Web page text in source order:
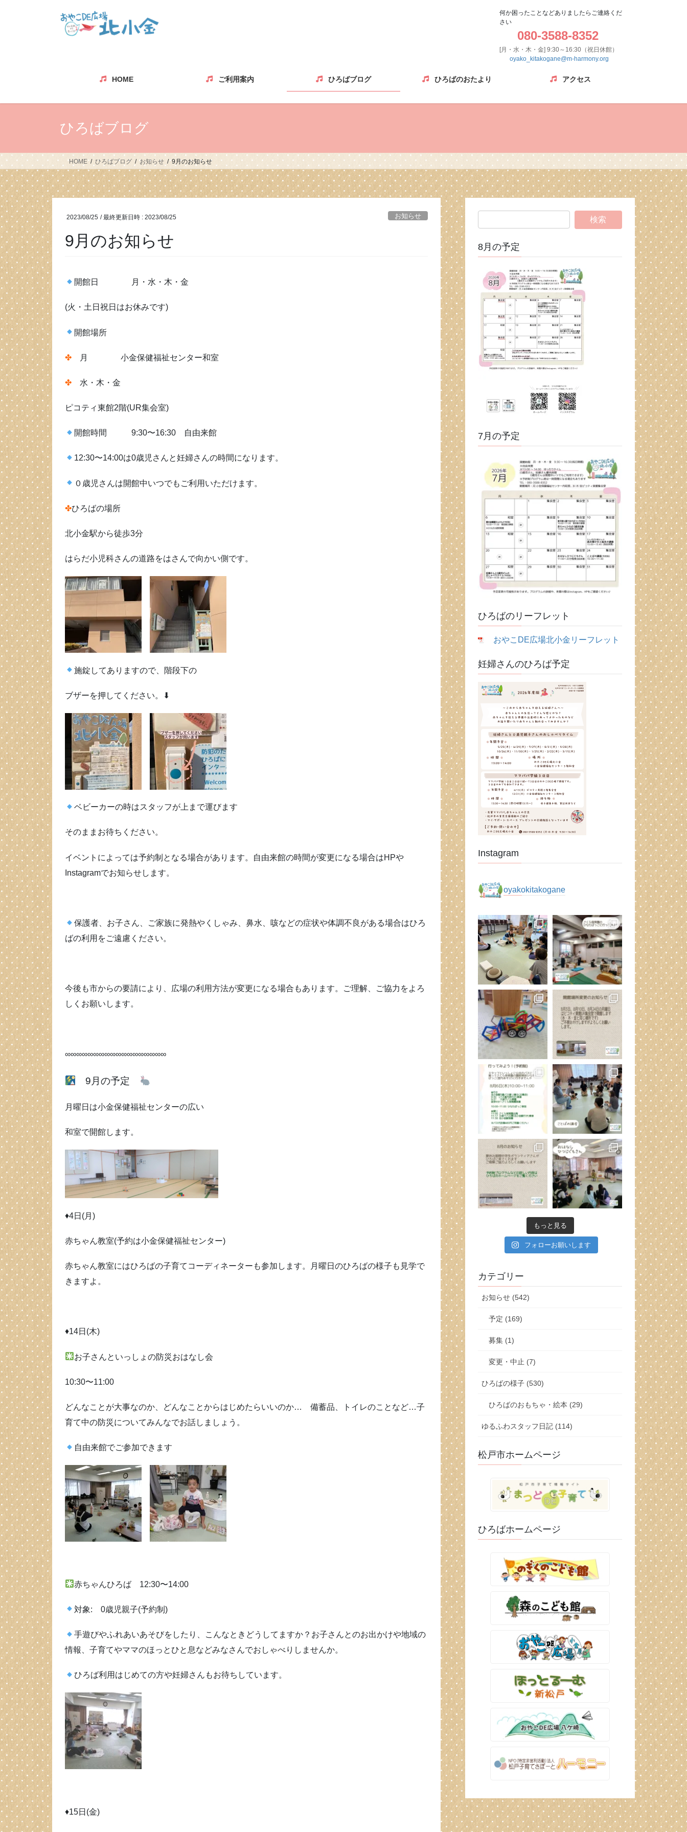
ッ
移
何か困ったことなどありましたらご連絡くだ
さい
080-3588-8352
[月・水・木・金] 9:30～16:30（祝日休館）
oyako_kitakogane@m-harmony.org
HOME ご利用案内 ひろばブログ ひろばのおたより アクセス
ひろばブログ
HOME ひろばブログ お知らせ 9月のお知らせ
2023/08/25 / 最終更新日時 : 2023/08/25 お知らせ
9月のお知らせ
開館日 月・水・木・金
(火・土日祝日はお休みです)
開館場所
✤ 月 小金保健福祉センター和室
✤ 水・木・金
ピコティ東館2階(UR集会室)
開館時間 9:30〜16:30 自由来館
12:30〜14:00は0歳児さんと妊婦さんの時間になります。
０歳児さんは開館中いつでもご利用いただけます。
✤ひろばの場所
北小金駅から徒歩3分
はらだ小児科さんの道路をはさんで向かい側です。
施錠してありますので、階段下の
ブザーを押してください。⬇
ベビーカーの時はスタッフが上まで運びます
そのままお待ちください。
イベントによっては予約制となる場合があります。自由来館の時間が変更になる場合はHPや
Instagramでお知らせします。
保護者、お子さん、ご家族に発熱やくしゃみ、鼻水、咳などの症状や体調不良がある場合はひろ
ばの利用をご遠慮ください。
今後も市からの要請により、広場の利用方法が変更になる場合もあります。ご理解、ご協力をよろ
しくお願いします。
∞∞∞∞∞∞∞∞∞∞∞∞∞∞∞∞∞∞
9月の予定
月曜日は小金保健福祉センターの広い
和室で開館します。
♦4日(月)
赤ちゃん教室(予約は小金保健福祉センター)
赤ちゃん教室にはひろばの子育てコーディネーターも参加します。月曜日のひろばの様子も見学で
きますよ。
♦14日(木)
お子さんといっしょの防災おはなし会
10:30〜11:00
どんなことが大事なのか、どんなことからはじめたらいいのか… 備蓄品、トイレのことなど…子
育て中の防災についてみんなでお話しましょう。
自由来館でご参加できます
赤ちゃんひろば 12:30〜14:00
対象: 0歳児親子(予約制)
手遊びやふれあいあそびをしたり、こんなときどうしてますか？お子さんとのお出かけや地域の
情報、子育てやママのほっとひと息などみなさんでおしゃべりしませんか。
ひろば利用はじめての方や妊婦さんもお待ちしています。
♦15日(金)
8月の予定
7月の予定
ひろばのリーフレット
おやこDE広場北小金リーフレット
妊婦さんのひろば予定
Instagram
oyakokitakogane
もっと見る
フォローお願いします
カテゴリー
お知らせ (542)
予定 (169)
募集 (1)
変更・中止 (7)
ひろばの様子 (530)
ひろばのおもちゃ・絵本 (29)
ゆるふわスタッフ日記 (114)
松戸市ホームページ
ひろばホームページ